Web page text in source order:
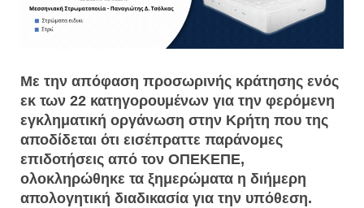
Με την απόφαση προσωρινής κράτησης ενός
εκ των 22 κατηγορουμένων για την φερόμενη
εγκληματική οργάνωση στην Κρήτη που της
αποδίδεται ότι εισέπραττε παράνομες
επιδοτήσεις από τον ΟΠΕΚΕΠΕ,
ολοκληρώθηκε τα ξημερώματα η διήμερη
απολογητική διαδικασία για την υπόθεση.